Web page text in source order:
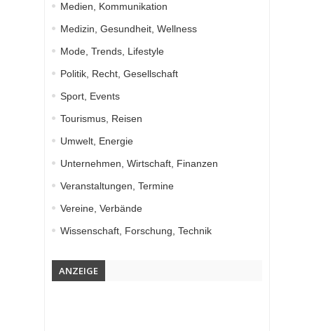
Medien, Kommunikation
Medizin, Gesundheit, Wellness
Mode, Trends, Lifestyle
Politik, Recht, Gesellschaft
Sport, Events
Tourismus, Reisen
Umwelt, Energie
Unternehmen, Wirtschaft, Finanzen
Veranstaltungen, Termine
Vereine, Verbände
Wissenschaft, Forschung, Technik
ANZEIGE